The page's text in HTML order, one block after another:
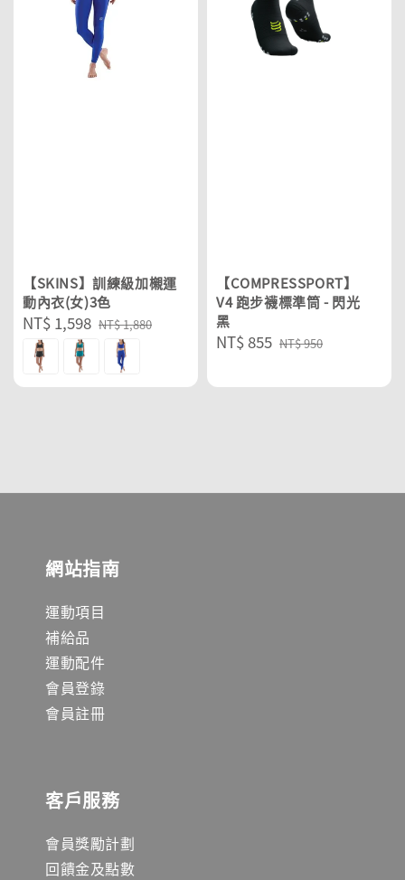
【SKINS】訓練級加櫬運
動內衣(女)3色
Sale
price
NT$ 1,598 Regular
price
NT$ 1,880
【COMPRESSPORT】
V4 跑步襪標準筒 - 閃光
黑
Sale
NT$ 855 Regular
NT$ 950
網站指南
運動項目
補給品
運動配件
會員登錄
會員註冊
客戶服務
會員獎勵計劃
回饋金及點數